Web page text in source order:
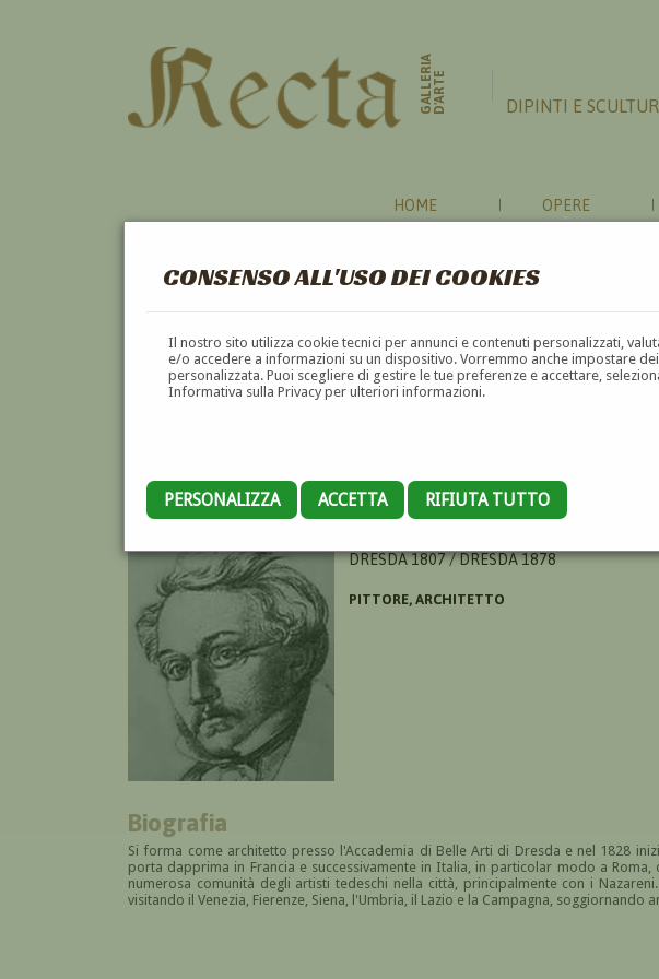
CONSENSO ALL'USO DEI COOKIES
Il nostro sito utilizza cookie tecnici per annunci e contenuti personalizzati,
e/o accedere a informazioni su un dispositivo. Vorremmo anche impostare
personalizzata. Puoi scegliere di gestire le tue preferenze e accettare,
Informativa sulla Privacy per ulteriori informazioni.
PERSONALIZZA ACCETTA RIFIUTA TUTTO
GALLERIAD'ARTE DIPINTI E
HOME OPERE
HERMANN WOLDEMAR
DRESDA 1807 / DRESDA 1878
PITTORE, ARCHITETTO
Biografia
Si forma come architetto presso l'Accademia di Belle Arti di Dresda e nel 1828
porta dapprima in Francia e successivamente in Italia, in particolar modo a
numerosa comunità degli artisti tedeschi nella città, principalmente con i
visitando il Venezia, Fierenze, Siena, l'Umbria, il Lazio e la Campagna, soggiornando